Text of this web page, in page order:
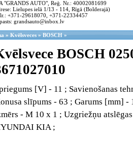
"GRANDS AUTO", Reģ. Nr.: 40002081699
Lielupes ielā 1/13 - 114, Rīgā (Bolderajā)
+371-29618070, +371-22334457
grandsauto@inbox.lv
» Kvēlsveces » BOSCH »
BOSCH
[V] - 11 ; Savienošanas
slīpums - 63 ; Garums [mm] -
- M 10 x 1 ; Uzgriežņu
KIA ;